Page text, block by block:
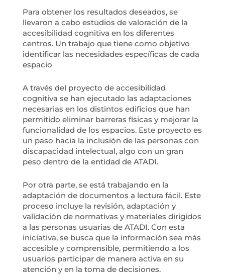
Para obtener los resultados deseados, se
llevaron a cabo estudios de valoración de la
accesibilidad cognitiva en los diferentes
centros. Un trabajo que tiene como objetivo
identificar las necesidades específicas de cada
espacio
A través del proyecto de accesibilidad
cognitiva se han ejecutado las adaptaciones
necesarias en los distintos edificios que han
permitido eliminar barreras físicas y mejorar la
funcionalidad de los espacios. Este proyecto es
un paso hacia la inclusión de las personas con
discapacidad intelectual, algo con un gran
peso dentro de la entidad de ATADI.
Por otra parte, se está trabajando en la
adaptación de documentos a lectura fácil. Este
proceso incluye la revisión, adaptación y
validación de normativas y materiales dirigidos
a las personas usuarias de ATADI. Con esta
iniciativa, se busca que la información sea más
accesible y comprensible, permitiendo a los
usuarios participar de manera activa en su
atención y en la toma de decisiones.